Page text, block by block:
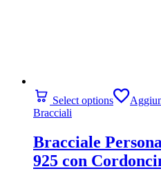
Select options
Bracciali
Bracciale
925 con